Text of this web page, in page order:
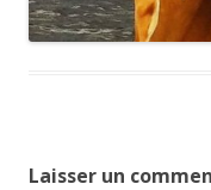
Laisser un